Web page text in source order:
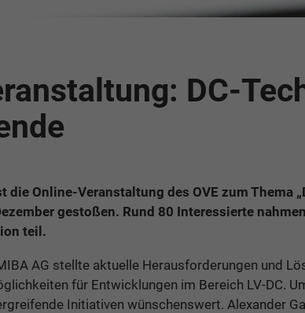
DC-
die Online-Veranstaltung des OVE zum Thema
gestoßen. Rund 80 Interessierte
teil.
AG stellte aktuelle Herausforderungen und
für Entwicklungen im Bereich LV-DC.
Initiativen wünschenswert. Alexander